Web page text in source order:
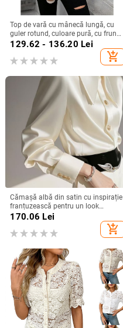
Top de vară cu mânecă lungă, cu
guler rotund, culoare pură, cu frunze
de lotus, pentru femei, stil simplu,
Amazon, export transfrontalier
european și american, 2025
129.62 - 136.20 Lei
add_shopping_cart
Cămașă albă din satin cu inspirație
franțuzească pentru un look
elegant la birou
170.06 Lei
add_shopping_cart